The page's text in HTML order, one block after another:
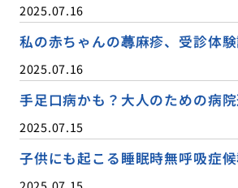
2025.07.16
私の赤ちゃんの蕁麻疹、受診体
2025.07.16
手足口病かも？大人のための病
2025.07.15
子供にも起こる睡眠時無呼吸症